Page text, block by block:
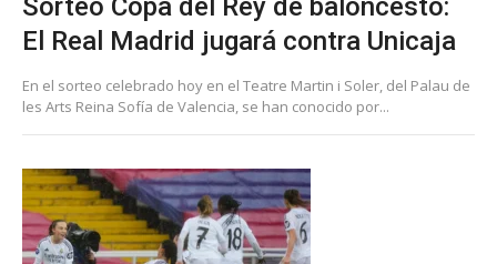
Sorteo Copa del Rey de baloncesto:
El Real Madrid jugará contra Unicaja
En el sorteo celebrado hoy en el Teatre Martin i Soler, del Palau de
les Arts Reina Sofía de Valencia, se han conocido por...